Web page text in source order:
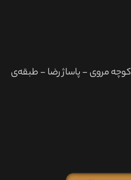
کوچه مروی - پاساژ رضا - طبقه‌ی